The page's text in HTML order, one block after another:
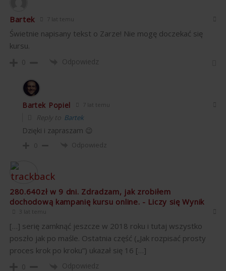
Bartek 7 lat temu
Świetnie napisany tekst o Zarze! Nie mogę doczekać się
kursu.
0 Odpowiedz
Bartek Popiel 7 lat temu
Reply to Bartek
Dzięki i zapraszam 😉
0 Odpowiedz
280.640zł w 9 dni. Zdradzam, jak zrobiłem
dochodową kampanię kursu online. - Liczy się Wynik
3 lat temu
[…] serię zamknąć jeszcze w 2018 roku i tutaj wszystko
poszło jak po maśle. Ostatnia część („Jak rozpisać prosty
proces krok po kroku”) ukazał się 16 […]
0 Odpowiedz